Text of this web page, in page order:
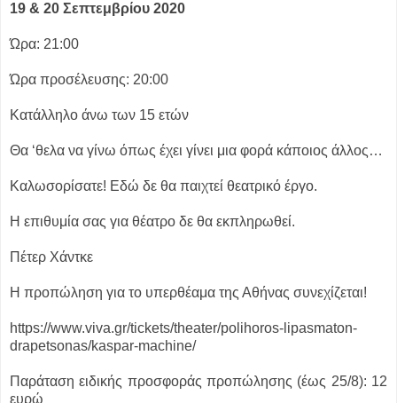
19 & 20 Σεπτεμβρίου 2020
Ώρα: 21:00
Ώρα προσέλευσης: 20:00
Κατάλληλο άνω των 15 ετών
Θα ‘θελα να γίνω όπως έχει γίνει μια φορά κάποιος άλλος…
Καλωσορίσατε! Εδώ δε θα παιχτεί θεατρικό έργο.
Η επιθυμία σας για θέατρο δε θα εκπληρωθεί.
Πέτερ Χάντκε
Η προπώληση για το υπερθέαμα της Αθήνας συνεχίζεται!
https://www.viva.gr/tickets/theater/polihoros-lipasmaton-
drapetsonas/kaspar-machine/
Παράταση ειδικής προσφοράς προπώλησης (έως 25/8): 12
ευρώ